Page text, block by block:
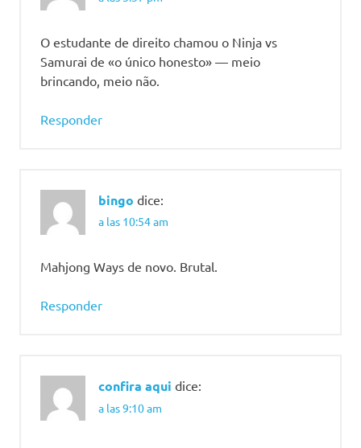
O estudante de direito chamou o Ninja vs
Samurai de «o único honesto» — meio
brincando, meio não.
Responder
bingo dice:
a las 10:54 am
Mahjong Ways de novo. Brutal.
Responder
confira aqui dice:
a las 9:10 am